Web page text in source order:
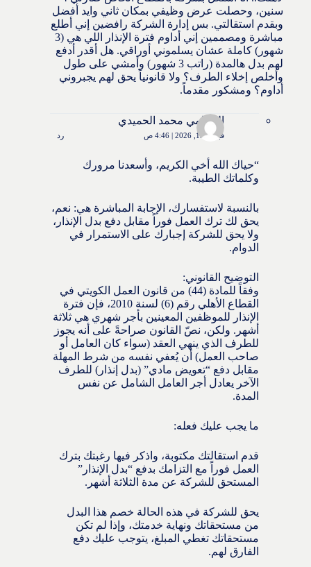
سنين، وحصلت عرض وظيفي بمكان ثاني وايد أفضل
وبقدم استقالتي. بس إدارة الشركة رافضين إني أطلع
مباشرة ومصممين إني أداوم فترة الإنذار اللي هي (3
شهور) كاملة عشان يسلموني أوراقي. هل أقدر أدفع
لهم بدل هالمدة (راتب 3 شهور) وأمشي على طول
وأخلص إخلاء الطرف؟ ولا قانونياً يحق لهم يجبروني
أداوم؟ ومشكور مقدماً.
المحامي محمد الحميدي
فبراير 15, 2026 | 4:46 ص رد
“حياك الله أخي الكريم، وأسعدنا مرورك
وكلماتك الطيبة.
بالنسبة لاستفسارك، الإجابة المباشرة هي: نعم،
يحق لك ترك العمل فوراً مقابل دفع بدل الإنذار،
ولا يحق للشركة إجبارك على الاستمرار في
الدوام.
التوضيح القانوني:
وفقاً للمادة (44) من قانون العمل الكويتي في
القطاع الأهلي رقم (6) لسنة 2010، فإن فترة
الإنذار للموظفين المعينين بأجر شهري هي ثلاثة
أشهر. ولكن، نصّ القانون صراحةً على أنه يجوز
للطرف الذي ينهي العقد (سواء كان العامل أو
صاحب العمل) أن يُعفي نفسه من شرط المهلة
مقابل دفع “تعويض مادي” (بدل إنذار) للطرف
الآخر يعادل أجر العامل الشامل عن نفس
المدة.
ما يجب عليك فعله:
قدم استقالتك مكتوبة، واذكر فيها رغبتك بترك
العمل فوراً مع التزامك بدفع “بدل الإنذار”
المستحق للشركة عن مدة الثلاثة أشهر.
يحق للشركة في هذه الحالة خصم هذا البدل
من مستحقاتك ونهاية خدمتك، وإذا لم تكن
مستحقاتك تغطي المبلغ، يتوجب عليك دفع
الفارق لهم.